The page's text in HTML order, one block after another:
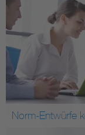
Norm-Entwürfe